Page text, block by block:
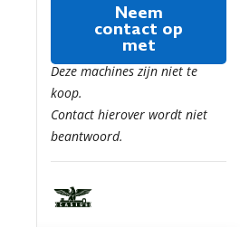
Deze machines zijn niet te
koop.
Contact hierover wordt niet
beantwoord.
Neem
contact op
met